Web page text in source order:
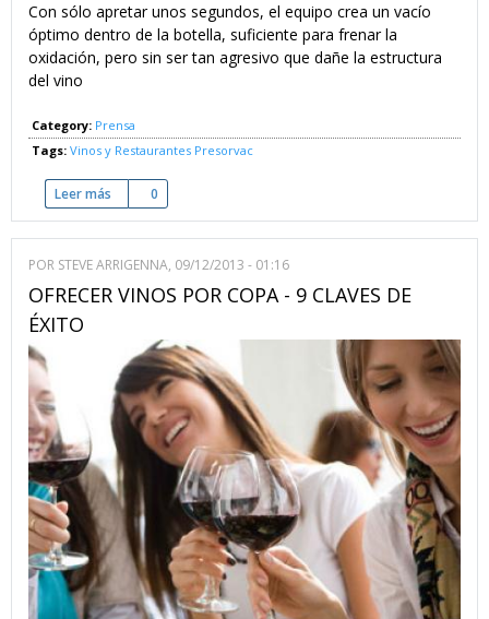
Con sólo apretar unos segundos, el equipo crea un vacío
óptimo dentro de la botella, suficiente para frenar la
oxidación, pero sin ser tan agresivo que dañe la estructura
del vino
Category: Prensa
Tags: Vinos y Restaurantes Presorvac
Leer más sobre Sistema de alta precisión para la conservación del
0
POR STEVE ARRIGENNA, 09/12/2013 - 01:16
OFRECER VINOS POR COPA - 9 CLAVES DE
ÉXITO